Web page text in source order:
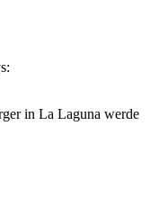
in La Laguna werde